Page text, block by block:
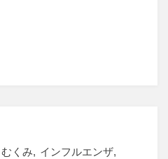
むくみ
インフルエンザ